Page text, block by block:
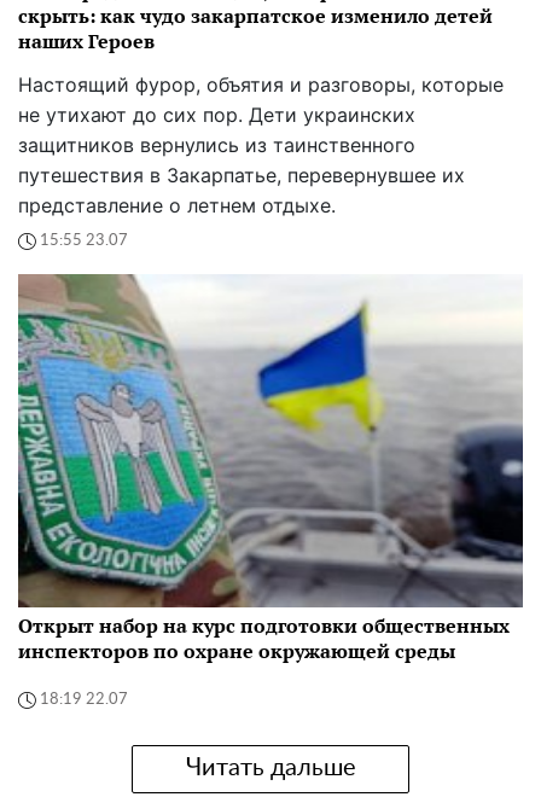
скрыть: как чудо закарпатское изменило детей
наших Героев
Настоящий фурор, объятия и разговоры, которые
не утихают до сих пор. Дети украинских
защитников вернулись из таинственного
путешествия в Закарпатье, перевернувшее их
представление о летнем отдыхе.
15:55 23.07
Открыт набор на курс подготовки общественных
инспекторов по охране окружающей среды
18:19 22.07
Читать дальше